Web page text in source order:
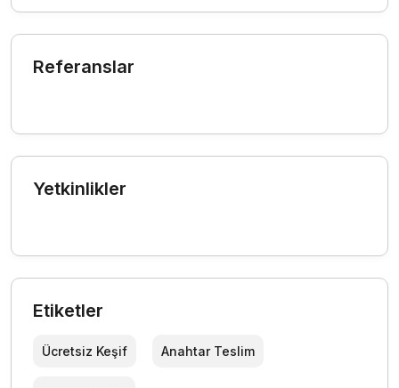
Referanslar
Yetkinlikler
Etiketler
Ücretsiz Keşif Anahtar Teslim